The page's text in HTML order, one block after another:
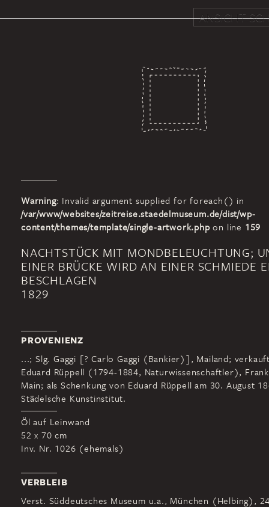
ANSICHT
Warning: Invalid argument supplied for foreach() in
/var/www/websites/zeitreise.staedelmuseum.de/dist/wp-
content/themes/template/single-artwork.phpon line 159
NACHTSTÜCK MIT MONDBELEUCHTUNG;
EINER BRÜCKE WIRD AN EINER SCHMIEDE
BESCHLAGEN
1829
PROVENIENZ
...; Slg. Gaggi [? Carlo Gaggi (Bankier)], Mailand;
Eduard Rüppell (1794-1884, Naturwissenschaftler),
Main; als Schenkung von Eduard Rüppell am 30. August
Städelsche Kunstinstitut.
Öl auf Leinwand
52 x 70 cm
Inv. Nr. 1026 (ehemals)
VERBLEIB
Verst. Süddeutsches Museum u.a., München (Helbing),